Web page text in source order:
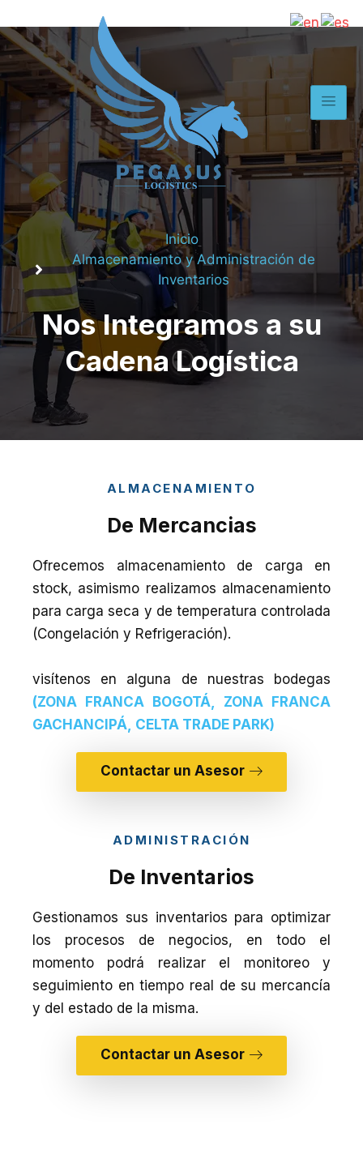
Inicio
Almacenamiento y Administración de
Inventarios
Nos Integramos a su
Cadena Logística
ALMACENAMIENTO
De Mercancias
Ofrecemos almacenamiento de carga en
stock, asimismo realizamos almacenamiento
para carga seca y de temperatura controlada
(Congelación y Refrigeración).
visítenos en alguna de nuestras bodegas
(ZONA FRANCA BOGOTÁ
ZONA FRANCA
GACHANCIPÁ CELTA TRADE PARK)
Contactar un Asesor
ADMINISTRACIÓN
De Inventarios
Gestionamos sus inventarios para optimizar
los procesos de negocios, en todo el
momento podrá realizar el monitoreo y
seguimiento en tiempo real de su mercancía
y del estado de la misma.
Contactar un Asesor